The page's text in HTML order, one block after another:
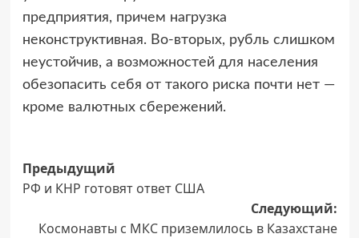
предприятия, причем нагрузка
неконструктивная. Во-вторых, рубль слишком
неустойчив, а возможностей для населения
обезопасить себя от такого риска почти нет —
кроме валютных сбережений.
Навигация
записи
Предыдущий
РФ и КНР готовят ответ США
Следующий:
Космонавты с МКС приземлилось в Казахстане